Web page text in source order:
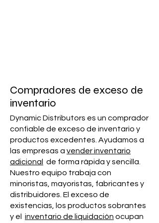
Compradores de exceso de
inventario
Dynamic Distributors es un comprador
confiable de exceso de inventario y
productos excedentes. Ayudamos a
las empresas a vender inventario
adicional
de forma rápida y sencilla.
Nuestro equipo trabaja con
minoristas, mayoristas, fabricantes y
distribuidores. El exceso de
existencias, los productos sobrantes
y el inventario de liquidación ocupan